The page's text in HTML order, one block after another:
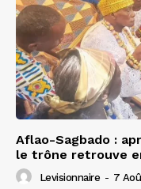
Aflao-Sagbado :
le trône retrouve
Levisionnaire - 7